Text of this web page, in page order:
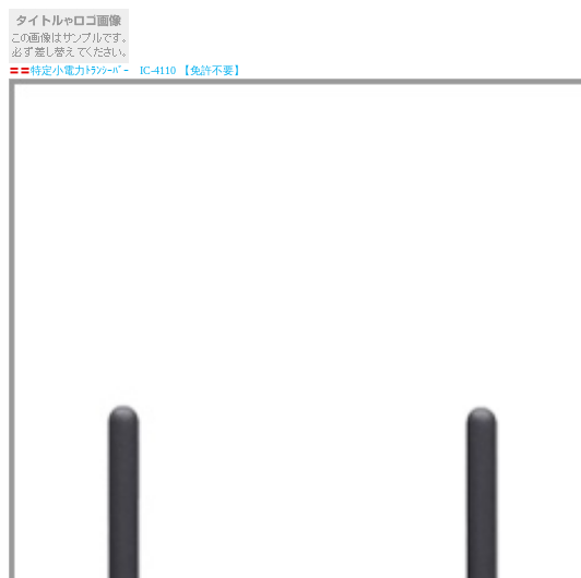
〓〓特定小電力ﾄﾗﾝｼｰﾊﾞｰ IC-4110 【免許不要】